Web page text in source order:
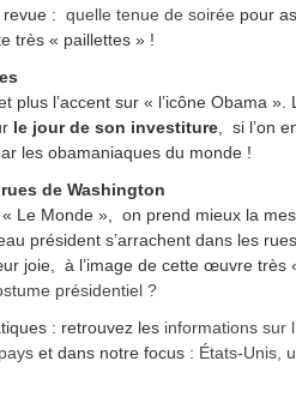
revue : quelle tenue de soirée pour
très « paillettes » !
plus l’accent sur « l’icône Obama ».
le jour de son investiture , si l’on
les obamaniaques du monde !
de Washington
Le Monde », on prend mieux la
président s’arrachent dans les
joie, à l’image de cette œuvre très
présidentiel ?
: retrouvez les informations sur
et dans notre focus : États-Unis,